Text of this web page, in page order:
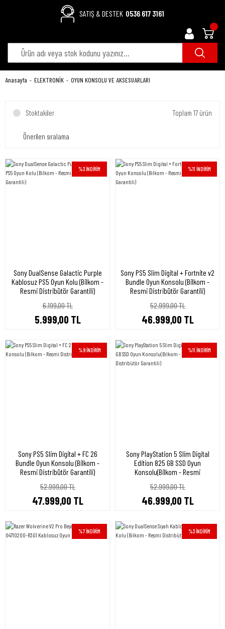
SATIŞ & DESTEK 0536 617 3161
Anasayfa ELEKTRONİK OYUN KONSOLU VE AKSESUARLARI
Stoktakiler Toplam 17 ürün
%3 İNDİRİM
Sony DualSense Galactic Purple
Kablosuz PS5 Oyun Kolu (Bilkom -
Resmi Distribütör Garantili)
6.199,00 TL
5.999,00 TL
%11 İNDİRİM
Sony PS5 Slim Digital + Fortnite v2
Bundle Oyun Konsolu (Bilkom -
Resmi Distribütör Garantili)
52.999,00 TL
46.999,00 TL
%9 İNDİRİM
Sony PS5 Slim Digital + FC 26
Bundle Oyun Konsolu (Bilkom -
Resmi Distribütör Garantili)
52.999,00 TL
47.999,00 TL
%11 İNDİRİM
Sony PlayStation 5 Slim Digital
Edition 825 GB SSD Oyun
Konsolu(Bilkom - Resmi
52.999,00 TL
46.999,00 TL
%7 İNDİRİM %3 İNDİRİM